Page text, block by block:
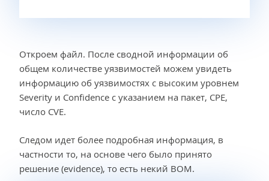
Откроем файл. После сводной информации об
общем количестве уязвимостей можем увидеть
информацию об уязвимостях с высоким уровнем
Severity и Confidence с указанием на пакет, CPE,
число CVE.
Следом идет более подробная информация, в
частности то, на основе чего было принято
решение (evidence), то есть некий BOM.